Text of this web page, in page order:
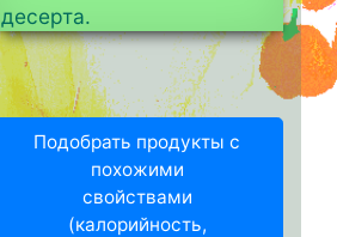
десерта.
Подобрать продукты с
похожими
свойствами
(калорийность,